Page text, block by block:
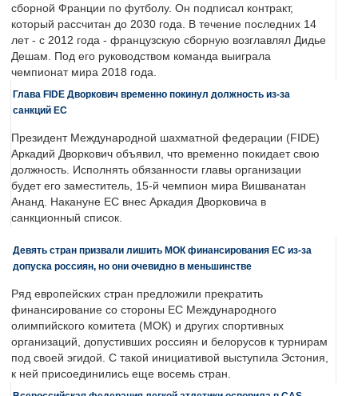
сборной Франции по футболу. Он подписал контракт,
который рассчитан до 2030 года. В течение последних 14
лет - с 2012 года - французскую сборную возглавлял Дидье
Дешам. Под его руководством команда выиграла
чемпионат мира 2018 года.
Глава FIDE Дворкович временно покинул должность из-за
санкций ЕС
Президент Международной шахматной федерации (FIDE)
Аркадий Дворкович объявил, что временно покидает свою
должность. Исполнять обязанности главы организации
будет его заместитель, 15-й чемпион мира Вишванатан
Ананд. Накануне ЕС внес Аркадия Дворковича в
санкционный список.
Девять стран призвали лишить МОК финансирования ЕС из-за
допуска россиян, но они очевидно в меньшинстве
Ряд европейских стран предложили прекратить
финансирование со стороны ЕС Международного
олимпийского комитета (МОК) и других спортивных
организаций, допустивших россиян и белорусов к турнирам
под своей эгидой. С такой инициативой выступила Эстония,
к ней присоединились еще восемь стран.